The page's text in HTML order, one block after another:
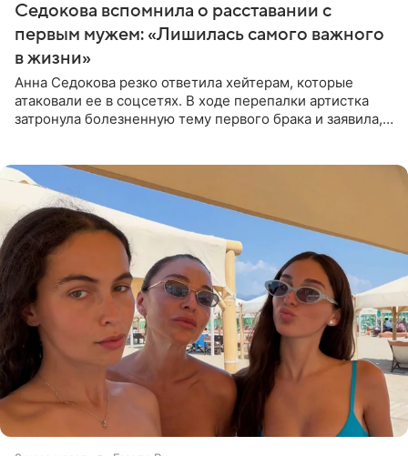
Седокова вспомнила о расставании с
первым мужем: «Лишилась самого важного
в жизни»
Анна Седокова резко ответила хейтерам, которые
атаковали ее в соцсетях. В ходе перепалки артистка
затронула болезненную тему первого брака и заявила,